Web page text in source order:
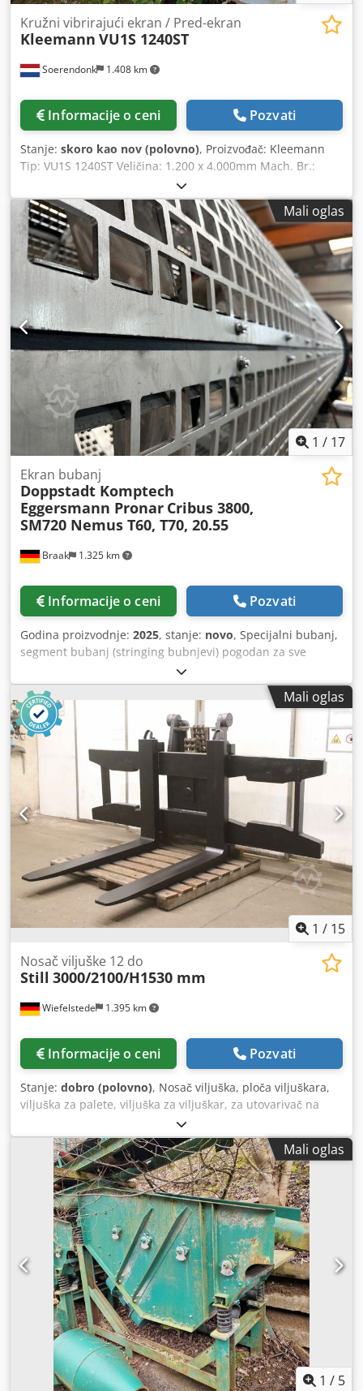
Soerendonk 1.408 km
Kružni vibrirajući ekran / Pred-ekran
Kleemann VU1S 1240ST
Informacije o ceni Pozvati
Stanje: skoro kao nov (polovno), Proizvođač: Kleemann
Tip: VU1S 1240ST Veličina: 1.200 x 4.000mm Mach. Br.:
38016201 Godina proizvodnje: 1998 Paluba: 1 (Otvaranje
palube Ca. 80mm) Uključene: – Elektromotor – Opruge
Dedpfxog Sty Ee Aavskr Vibrirajući ekran može biti peščano
i okrečen.
Mali oglas
1 / 17
Braak 1.325 km
Ekran bubanj
Doppstadt Komptech
Eggersmann Pronar Cribus 3800,
SM720 Nemus T60, T70, 20.55
Informacije o ceni Pozvati
Godina proizvodnje: 2025, stanje: novo, Specijalni bubanj,
segment bubanj (stringing bubnjevi) pogodan za sve
uobičajene skrining mašine, kao što su Doppstadt SM518 /
SM618 / SM620 / SM720 / Terra Select TKSNUMKS-T7,
Komptech Makk, Mustang, Nemus , Cribus Pronar 18.47 ,
20.55 i drugi - Proizveden u skladu sa vašim
specifikacijama: - Moguće segmente sa perforacijama od 2
mm Dsdpfjwava Hex Aavokr - Jednostavna zamena
segmenata ekrana - Mogući su različiti segmenti unutar
jednog bubnja - Najmanji barovi - Hardoks segmenti -
Nerđajući čelik - Zavarena spirala - U različitim debljinama
žice - Kratki rokovi isporuke Mnogi ekran bubanj na lageru
Mali oglas
1 / 15
Wiefelstede 1.395 km
Nosač viljuške 12 do
Still 3000/2100/H1530 mm
Informacije o ceni Pozvati
Stanje: dobro (polovno), Nosač viljuška, ploča viljuškara,
viljuška za palete, viljuška za viljuškar, za utovarivač na
točkovima, viljuškar, teleskopski utovarivač, viljuškar -
Nosač viljuške: sa viljuškama Dodpfeu Inqfsx Aavskr -
Nosivost: 12.000 kg -Marka: Još uvek -Viljuške: dužina 1600
mm / 200 k 100 mm -Montažne dimenzije: vidi slike -
Ukupne dimenzije: 3000/2100 / H1530 mm -Težina: 2480 kg
Mali oglas
1 / 5